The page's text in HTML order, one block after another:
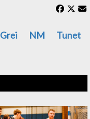
Grei NM
Tunet